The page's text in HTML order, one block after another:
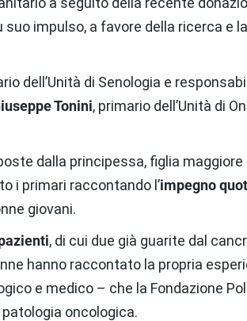
impulso, a favore della ricerca e
dell’Unità di Senologia e
Tonini, primario dell’Unità di
dalla principessa, figlia maggiore
i primari raccontando l’impegno
giovani.
, di cui due già guarite dal
hanno raccontato la propria
e medico – che la Fondazione
oncologica.